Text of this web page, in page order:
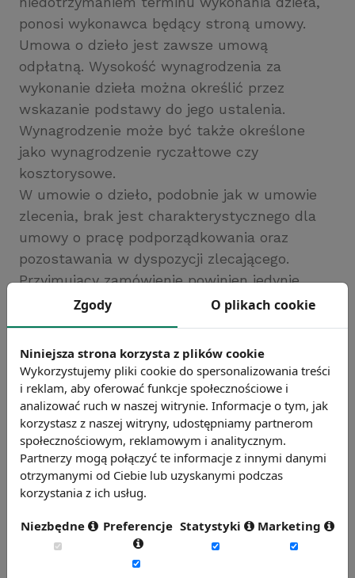
ponosi wykonawca będący stroną umowy.
Umowa o dzieło jest zawsze umową
odpłatną. Wysokość wynagrodzenia za
wykonanie dzieła można określić przez
wskazanie podstawy do jego ustalenia.
Wynagrodzenie może być także określone
jako wynagrodzenie ryczałtowe czy
kosztorysowe.
W umowie o dzieło, podobnie jak w umowie
zlecenia, brak jest charakterystycznego dla
umowy o pracę podporządkowania oraz
pozostawania w dyspozycji zlecającego.
Przyjmujący zamówienie powinien jedynie
stosować się do wskazówek zamawiającego.
Dopóki dzieło nie zostało ukończone,
od umowy, płacąc wynagrodzenie.
Wynagrodzenie to może być jednak
pomniejszone w stosunku do umówionego o
to, co przyjmujący zamówienie zaoszczędził z
powodu niewykonania dzieła. Roszczenia
wynikające z umowy o dzieło przedawniają się
z upływem dwóch lat od dnia oddania dzieła.
od dnia, w którym zgodnie z treścią umowy
miało być oddane. Z uwagi na fakt, że do
Zgody O plikach cookie
Niniejsza strona korzysta z plików cookie
Wykorzystujemy pliki cookie do spersonalizowania treści
i reklam, aby oferować funkcje społecznościowe i
analizować ruch w naszej witrynie. Informacje o tym, jak
korzystasz z naszej witryny, udostępniamy partnerom
społecznościowym, reklamowym i analitycznym.
Partnerzy mogą połączyć te informacje z innymi danymi
otrzymanymi od Ciebie lub uzyskanymi podczas
korzystania z ich usług.
Niezbędne Preferencje Statystyki Marketing